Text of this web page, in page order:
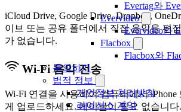
Evertag와
Evervideo
Evervideo와
Flacbox
Flacbox와
문의하기
법적 정보
개인정보 처리방침
라이선스 계약
iCloud Drive, Google Drive, Dropbox,
이브 또는 공유 폴더에서 직접 음악을 편
가 없습니다.
Wi-Fi 음악 전송
Wi-Fi 연결을 사용하여 컴퓨터에서 iPhone
게 업로드하세요. 케이블이 필요 없습니다.